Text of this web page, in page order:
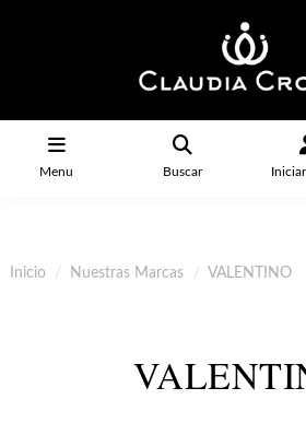
Menu Buscar
Inicio Nuestras Marcas VALENTINO